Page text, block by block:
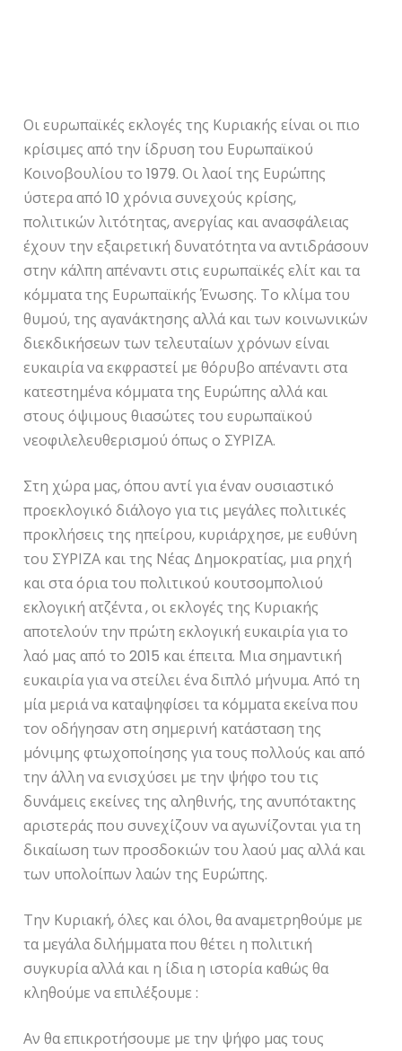
Οι ευρωπαϊκές εκλογές της Κυριακής είναι οι πιο
κρίσιμες από την ίδρυση του Ευρωπαϊκού
Κοινοβουλίου το 1979. Οι λαοί της Ευρώπης
ύστερα από 10 χρόνια συνεχούς κρίσης,
πολιτικών λιτότητας, ανεργίας και ανασφάλειας
έχουν την εξαιρετική δυνατότητα να αντιδράσουν
στην κάλπη απέναντι στις ευρωπαϊκές ελίτ και τα
κόμματα της Ευρωπαϊκής Ένωσης. Το κλίμα του
θυμού, της αγανάκτησης αλλά και των κοινωνικών
διεκδικήσεων των τελευταίων χρόνων είναι
ευκαιρία να εκφραστεί με θόρυβο απέναντι στα
κατεστημένα κόμματα της Ευρώπης αλλά και
στους όψιμους θιασώτες του ευρωπαϊκού
νεοφιλελευθερισμού όπως ο ΣΥΡΙΖΑ.
Στη χώρα μας, όπου αντί για έναν ουσιαστικό
προεκλογικό διάλογο για τις μεγάλες πολιτικές
προκλήσεις της ηπείρου, κυριάρχησε, με ευθύνη
του ΣΥΡΙΖΑ και της Νέας Δημοκρατίας, μια ρηχή
και στα όρια του πολιτικού κουτσομπολιού
εκλογική ατζέντα , οι εκλογές της Κυριακής
αποτελούν την πρώτη εκλογική ευκαιρία για το
λαό μας από το 2015 και έπειτα. Μια σημαντική
ευκαιρία για να στείλει ένα διπλό μήνυμα. Από τη
μία μεριά να καταψηφίσει τα κόμματα εκείνα που
τον οδήγησαν στη σημερινή κατάσταση της
μόνιμης φτωχοποίησης για τους πολλούς και από
την άλλη να ενισχύσει με την ψήφο του τις
δυνάμεις εκείνες της αληθινής, της ανυπότακτης
αριστεράς που συνεχίζουν να αγωνίζονται για τη
δικαίωση των προσδοκιών του λαού μας αλλά και
των υπολοίπων λαών της Ευρώπης.
Την Κυριακή, όλες και όλοι, θα αναμετρηθούμε με
τα μεγάλα διλήμματα που θέτει η πολιτική
συγκυρία αλλά και η ίδια η ιστορία καθώς θα
κληθούμε να επιλέξουμε :
Αν θα επικροτήσουμε με την ψήφο μας τους